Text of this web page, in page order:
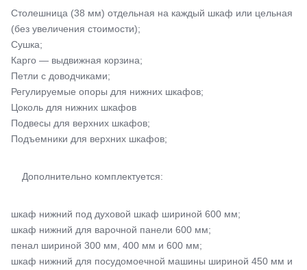
Столешница (38 мм) отдельная на каждый шкаф или цельная
(без увеличения стоимости);
Сушка;
Карго — выдвижная корзина;
Петли с доводчиками;
Регулируемые опоры для нижних шкафов;
Цоколь для нижних шкафов
Подвесы для верхних шкафов;
Подъемники для верхних шкафов;
Дополнительно комплектуется:
шкаф нижний под духовой шкаф шириной 600 мм;
шкаф нижний для варочной панели 600 мм;
пенал шириной 300 мм, 400 мм и 600 мм;
шкаф нижний для посудомоечной машины шириной 450 мм и